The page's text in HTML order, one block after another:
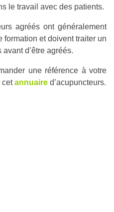
le travail avec des patients.
agréés ont généralement
formation et doivent traiter un
d’être agréés.
une référence à votre
cetannuaire d’acupuncteurs.